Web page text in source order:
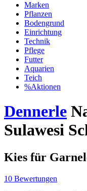
Marken
Pflanzen
Bodengrund
Einrichtung
Technik
Pflege
Futter
Aquarien
Teich
%Aktionen
Dennerle
Sulawesi
Kies für
10 Bewertungen